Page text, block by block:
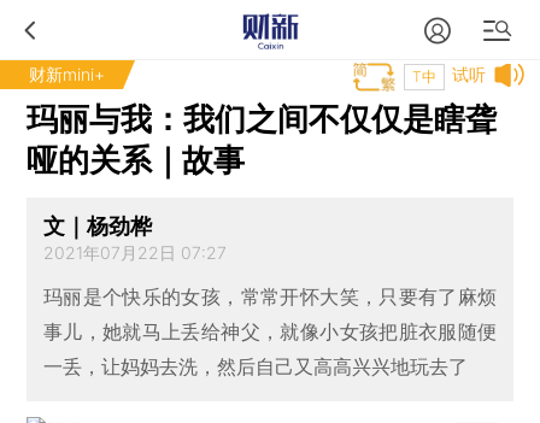
财新mini+ 试听
T中
玛丽与我：我们之间不仅仅是瞎聋
哑的关系｜故事
文｜杨劲桦
2021年07月22日 07:27
玛丽是个快乐的女孩，常常开怀大笑，只要有了麻烦
事儿，她就马上丢给神父，就像小女孩把脏衣服随便
一丢，让妈妈去洗，然后自己又高高兴兴地玩去了